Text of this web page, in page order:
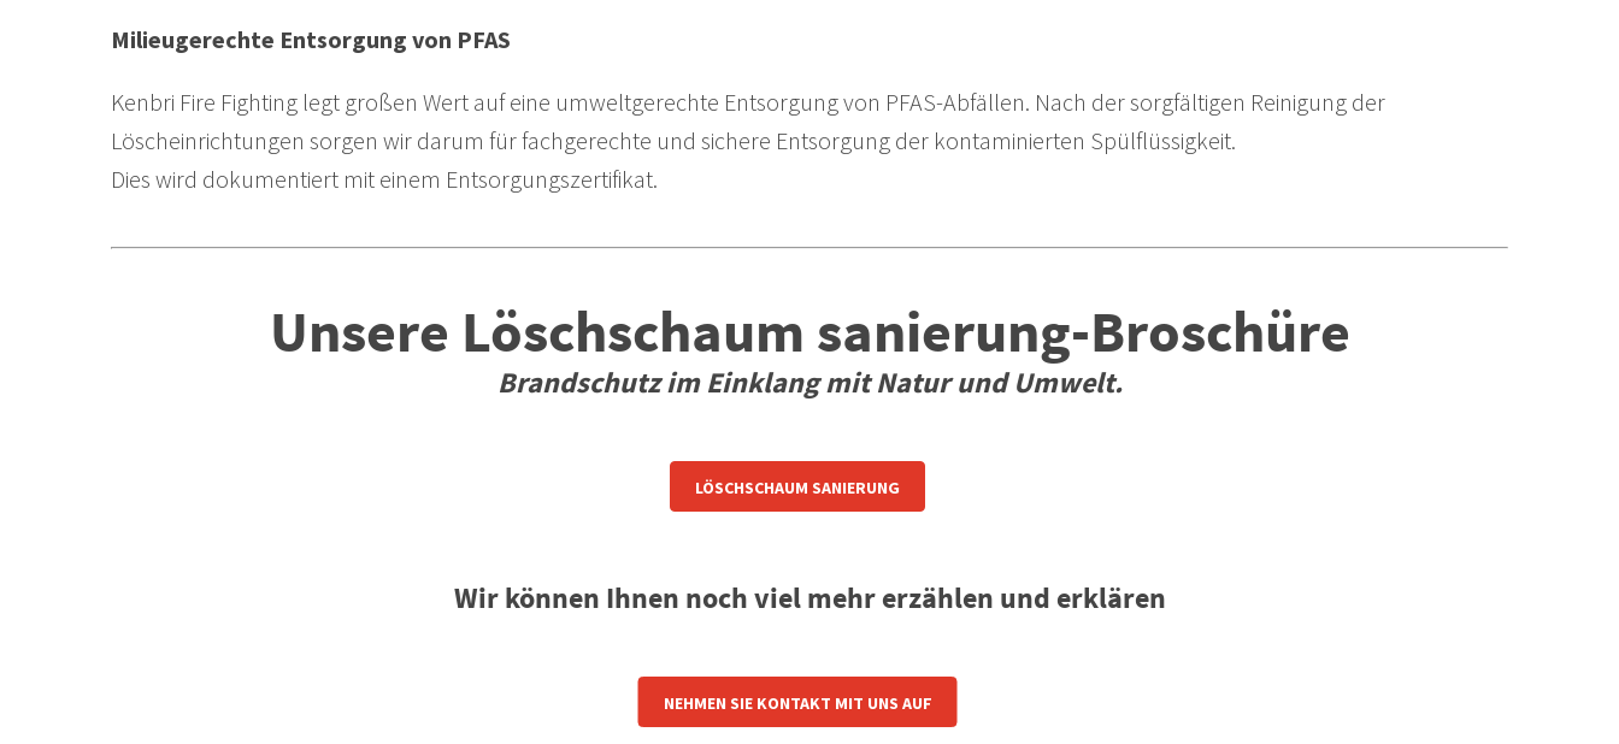
Milieugerechte Entsorgung von PFAS
Kenbri Fire Fighting legt großen Wert auf eine umweltgerechte Entsorgung von PFAS-Abfällen. Nach der sorgfältigen Reinigung der
Löscheinrichtungen sorgen wir darum für fachgerechte und sichere Entsorgung der kontaminierten Spülflüssigkeit.
Dies wird dokumentiert mit einem Entsorgungszertifikat.
Unsere Löschschaum sanierung-Broschüre
Brandschutz im Einklang mit Natur und Umwelt.
LÖSCHSCHAUM SANIERUNG
Wir können Ihnen noch viel mehr erzählen und erklären
NEHMEN SIE KONTAKT MIT UNS AUF